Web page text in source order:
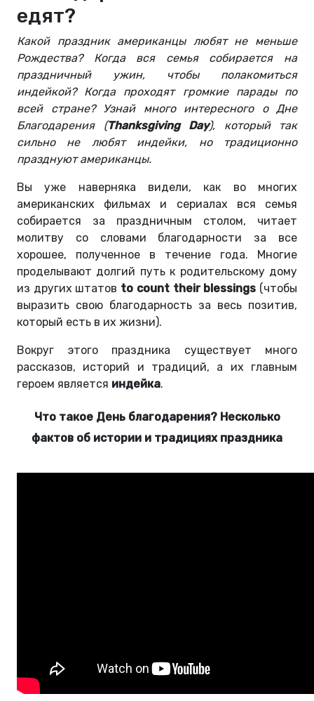
едят?
Какой праздник американцы любят не меньше
Рождества? Когда вся семья собирается на
праздничный ужин, чтобы полакомиться
индейкой? Когда проходят громкие парады по
всей стране? Узнай много интересного о Дне
Благодарения (Thanksgiving Day), который так
сильно не любят индейки, но традиционно
празднуют американцы.
Вы уже наверняка видели, как во многих
американских фильмах и сериалах вся семья
собирается за праздничным столом, читает
молитву со словами благодарности за все
хорошее, полученное в течение года. Многие
проделывают долгий путь к родительскому дому
из других штатов to count their blessings (чтобы
выразить свою благодарность за весь позитив,
который есть в их жизни).
Вокруг этого праздника существует много
рассказов, историй и традиций, а их главным
героем является индейка.
Что такое День благодарения? Несколько
фактов об истории и традициях праздника